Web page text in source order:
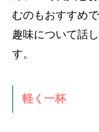
むのもおすすめ
趣味について話
す。
軽く一杯